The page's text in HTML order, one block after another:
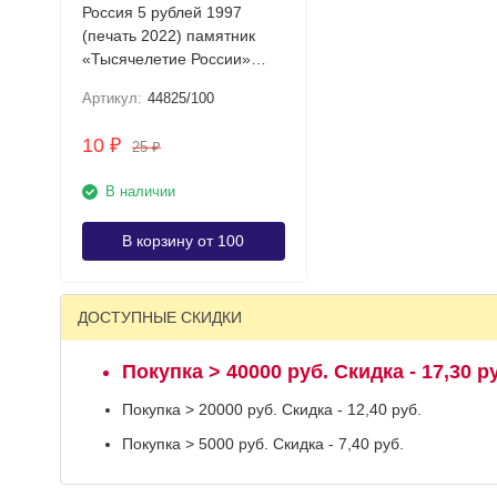
Россия 5 рублей 1997
(печать 2022) памятник
«Тысячелетие России»
Артикул: 44825/100
10 ₽ 25₽
В наличии
В корзину от 100
ДОСТУПНЫЕ СКИДКИ
Покупка > 40000 руб. Скидка - 17,30
Покупка > 20000 руб. Скидка - 12,40 руб.
Покупка > 5000 руб. Скидка - 7,40 руб.